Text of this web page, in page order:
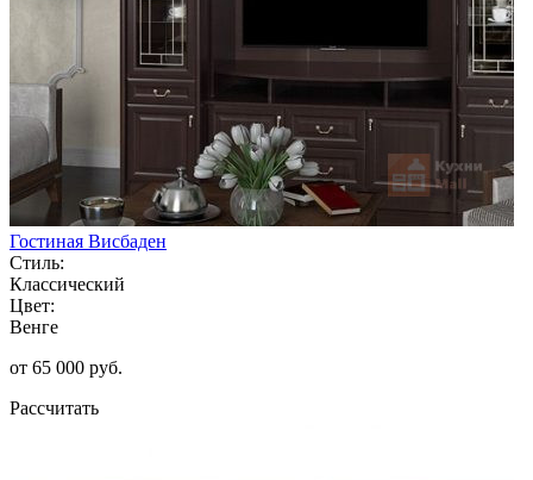
Гостиная Висбаден
Стиль:
Классический
Цвет:
Венге
от 65 000 руб.
Рассчитать